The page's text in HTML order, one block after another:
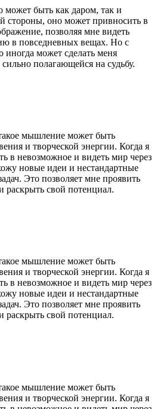
может быть как даром, так и
стороны, оно может привносить в
позволяя мне видеть
в повседневных вещах. Но с
иногда может сделать меня
полагающейся на судьбу.
мышление может быть
и творческой энергии. Когда я
в невозможное и видеть мир через
новые идеи и нестандартные
Это позволяет мне проявить
раскрыть свой потенциал.
мышление может быть
и творческой энергии. Когда я
в невозможное и видеть мир через
новые идеи и нестандартные
Это позволяет мне проявить
раскрыть свой потенциал.
мышление может быть
и творческой энергии. Когда я